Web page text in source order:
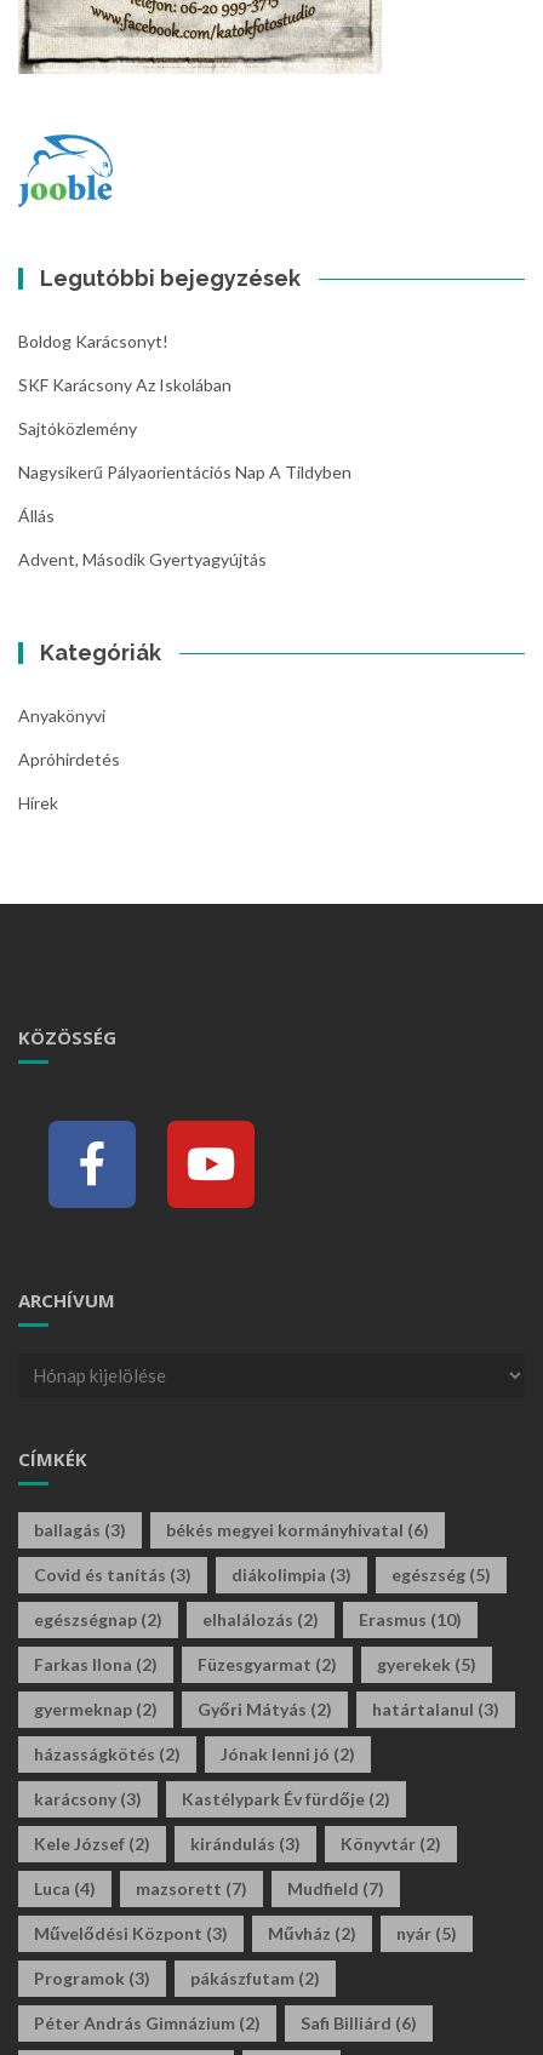
Legutóbbi bejegyzések
Boldog Karácsonyt!
SKF Karácsony Az Iskolában
Sajtóközlemény
Nagysikerű Pályaorientációs Nap A Tildyben
Állás
Advent, Második Gyertyagyújtás
Kategóriák
Anyakönyvi
Apróhirdetés
Hírek
KÖZÖSSÉG
ARCHÍVUM
CÍMKÉK
ballagás (3) békés megyei kormányhivatal (6)
Covid és tanítás (3) diákolimpia (3) egészség (5)
egészségnap (2) elhalálozás (2) Erasmus (10)
Farkas Ilona (2) Füzesgyarmat (2) gyerekek (5)
gyermeknap (2) Győri Mátyás (2) határtalanul (3)
házasságkötés (2) Jónak lenni jó (2)
karácsony (3) Kastélypark Év fürdője (2)
Kele József (2) kirándulás (3) Könyvtár (2)
Luca (4) mazsorett (7) Mudfield (7)
Művelődési Központ (3) Művház (2) nyár (5)
Programok (3) pákászfutam (2)
Péter András Gimnázium (2) Safi Billiárd (6)